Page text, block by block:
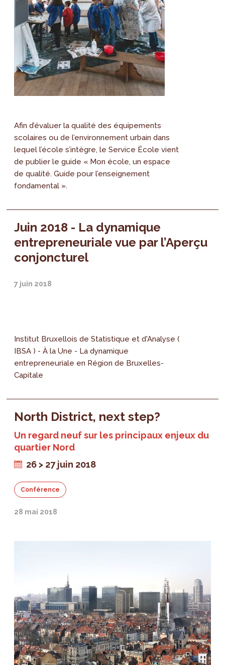
Afin d’évaluer la qualité des équipements
scolaires ou de l’environnement urbain dans
lequel l’école s’intègre, le Service École vient
de publier le guide « Mon école, un espace
de qualité. Guide pour l’enseignement
fondamental ».
Juin 2018 - La dynamique
entrepreneuriale vue par l’Aperçu
conjoncturel
7 juin 2018
Institut Bruxellois de Statistique et d'Analyse (
IBSA ) - À la Une - La dynamique
entrepreneuriale en Région de Bruxelles-
Capitale
North District, next step?
Un regard neuf sur les principaux enjeux du
quartier Nord
26 > 27 juin 2018
Conférence
28 mai 2018